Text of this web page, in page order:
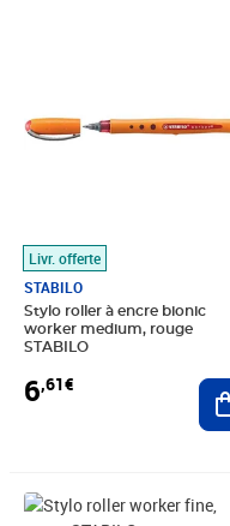
Livr. offerte
STABILO
Stylo roller à encre bionic
worker medium, rouge
STABILO
6,61€
Prix 7,95€